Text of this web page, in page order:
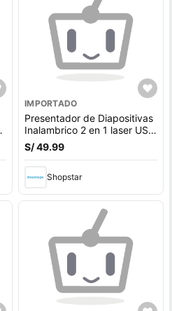
IMPORTADO
Presentador de Diapositivas
Inalambrico 2 en 1 laser USB
C
S/ 49.99
Shopstar